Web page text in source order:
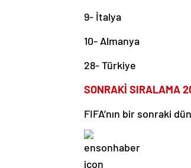
9- İtalya
10- Almanya
28- Türkiye
SONRAKİ SIRALAMA
FIFA’nın bir sonraki